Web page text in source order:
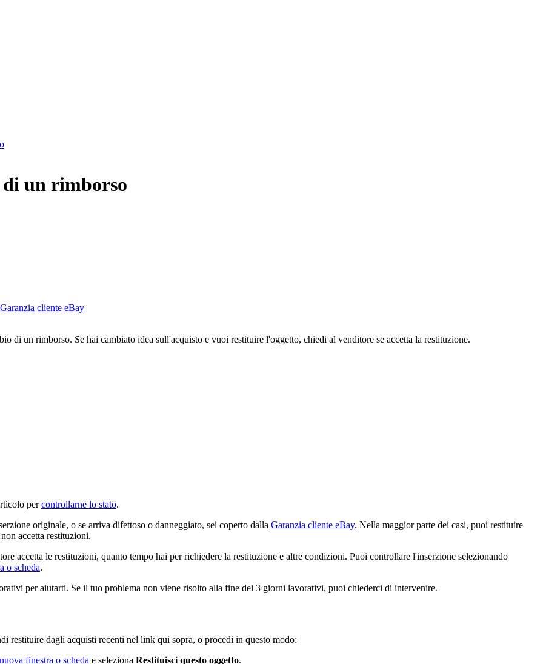
un rimborso
cliente eBay
di un rimborso. Se hai cambiato idea sull'acquisto e vuoi restituire l'oggetto, chiedi al venditore se accetta la restituzione.
percontrollarne lo stato.
originale, o se arriva difettoso o danneggiato, sei coperto dalla Garanzia cliente eBay. Nella maggior parte dei casi, puoi restituire
accetta restituzioni.
accetta le restituzioni, quanto tempo hai per richiedere la restituzione e altre condizioni. Puoi controllare l'inserzione selezionando
o scheda.
per aiutarti. Se il tuo problema non viene risolto alla fine dei 3 giorni lavorativi, puoi chiederci di intervenire.
restituire dagli acquisti recenti nel link qui sopra, o procedi in questo modo:
finestra o scheda e seleziona Restituisci questo oggetto.